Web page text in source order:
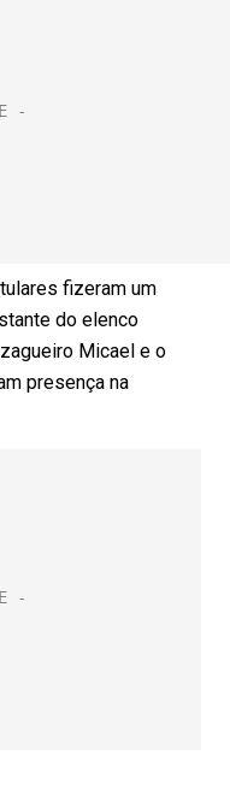
fizeram um
do elenco
Micael e o
presença na